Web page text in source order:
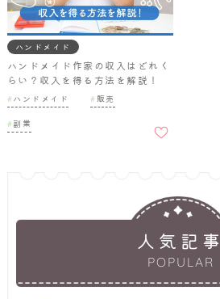
ハンドメイド
ハンドメイド作家の収入はどれく
らい？収入を得る方法を解説！
ハンドメイド 販売
副業
入りに
人気記事
POPULAR